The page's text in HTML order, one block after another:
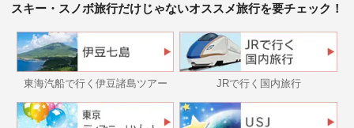
スキー・スノボ旅行だけじゃないオススメ旅行を要チェック！
東海汽船で行く伊豆諸島ツアー JRで行く国内旅行